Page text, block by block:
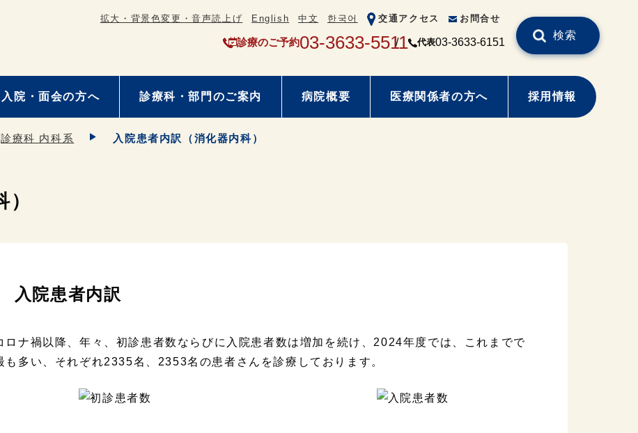
拡大・背景色変更・音声読上げ English 中文 한국어 交通アクセス お問合せ
診療のご予約03-3633-5511 代表03-3633-6151
検索
入院・面会の方へ 診療科・部門のご案内 病院概要 医療関係者の方へ 採用情報
診療科 内科系 入院患者内訳（消化器内科）
入院患者内訳
ロナ禍以降、年々、初診患者数ならびに入院患者数は増加を続け、2024年度では、これまでで
も多い、それぞれ2335名、2353名の患者さんを診療しております。